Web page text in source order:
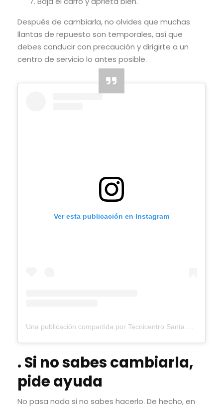
Después de cambiarla, no olvides que muchas
llantas de repuesto son temporales, así que
debes conducir con precaución y dirigirte a un
centro de servicio lo antes posible.
Ver esta publicación en Instagram
. Si no sabes cambiarla,
pide ayuda
No pasa nada si no sabes hacerlo. De hecho, en